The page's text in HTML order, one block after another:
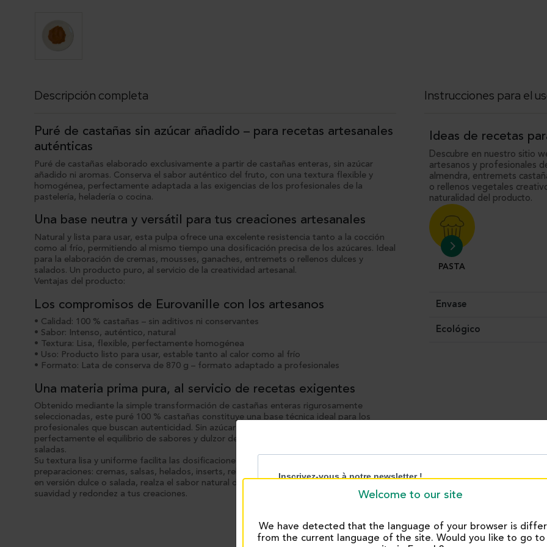
Descripción completa
Puré de castañas sin azúcar añadido – para recetas artesanales
auténticas
Puré de castañas elaborado exclusivamente a partir de castañas enteras, sin azúcar
añadido ni aromas. Conserva el sabor auténtico del fruto, con una textura flexible y
homogénea, perfectamente adaptada a las exigencias de los profesionales de la
pastelería, heladería o cocina.
Una base neutra y versátil para tus creaciones artesanales
Natural y lista para usar, esta pulpa ofrece una excelente resistencia tanto a la cocción
como al frío, permitiendo al mismo tiempo una dosificación precisa de los azúcares. Ideal
para la elaboración de cremas, mousses, ganaches, entremets o rellenos dulces y
salados. Un producto puro, al servicio de la creatividad artesanal.
Ventajas del producto:
Los compromisos de Eurovanille con los artesanos
• Calidad: 100 % castañas – sin aditivos ni conservantes
• Sabor: Intenso, auténtico, natural
• Textura: Lisa, flexible, perfectamente homogénea
• Uso: Producto listo para usar, estable tanto al calor como al frío
• Formato: Lata de conserva de 870 g – formato adaptado a profesionales
Una materia prima pura, al servicio de recetas exigentes
Obtenido mediante la simple transformación de castañas enteras rigurosamente
seleccionadas, este puré 100 % castañas constituye una base técnica ideal para los
profesionales que buscan autenticidad. Sin azúcar ni aromas añadidos, permite controlar
perfectamente el equilibrio de sabores y dulzor de tus recetas, tanto dulces como
saladas.
Su textura lisa y uniforme facilita las dosificaciones y se adapta a todo tipo de
preparaciones: cremas, salsas, helados, inserts, rellenos o bases para entremets. Ya sea
en versión dulce o salada, realza el sabor natural del fruto sin enmascararlo, aportando
suavidad y redondez a tus creaciones.
Instrucciones para el
Ideas de recetas
Descubre en nuestro sitio
artesanos y profesionales
almendra, entremets
o rellenos vegetales
naturalidad del producto.
PASTA
Envase
Ecológico
Welcome to our site
We have detected that the language of your browser is
from the current language of the site. Would you like to go to